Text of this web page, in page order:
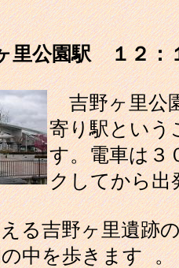
里公園駅 １２：
吉野ヶ里公
寄り駅という
す。電車は３
クしてから出
吉野ヶ里遺跡の
中を歩きます 。